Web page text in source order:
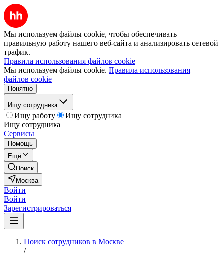
Мы используем файлы cookie, чтобы обеспечивать
правильную работу нашего веб-сайта и анализировать сетевой
трафик.
Правила использования файлов cookie
Мы используем файлы cookie. Правила использования
файлов cookie
Понятно
Ищу сотрудника
Ищу работу
Ищу сотрудника
Ищу сотрудника
Сервисы
Помощь
Ещё
Поиск
Москва
Войти
Войти
Зарегистрироваться
Поиск сотрудников в Москве
/